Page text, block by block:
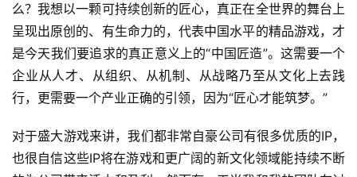
戏
休
闲
游
2
么？我想以一颗可持续创新的匠心，真正在全世界的舞台上
呈现出原创的、有生命力的，代表中国水平的精品游戏，才
是今天我们要追求的真正意义上的“中国匠造”。这需要一个
企业从人才、从组织、从机制、从战略乃至从文化上去践
行，更需要一个产业正确的引领，因为“匠心才能筑梦。”
对于盛大游戏来讲，我们都非常自豪公司有很多优质的IP，
也很自信这些IP将在游戏和更广阔的新文化领域能持续不断